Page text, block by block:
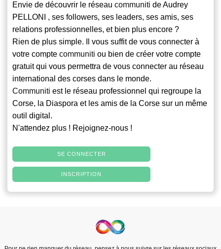
Envie de découvrir le réseau communiti de Audrey
PELLONI , ses followers, ses leaders, ses amis, ses
relations professionnelles, et bien plus encore ?
Rien de plus simple. Il vous suffit de vous connecter à
votre compte communiti ou bien de créer votre compte
gratuit qui vous permettra de vous connecter au réseau
international des corses dans le monde.
Communiti est le réseau professionnel qui regroupe la
Corse, la Diaspora et les amis de la Corse sur un même
outil digital.
N'attendez plus ! Rejoignez-nous !
SE CONNECTER
INSCRIPTION